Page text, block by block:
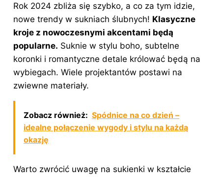
Rok 2024 zbliża się szybko, a co za tym idzie,
nowe trendy w sukniach ślubnych! Klasyczne
kroje z nowoczesnymi akcentami będą
popularne. Suknie w stylu boho, subtelne
koronki i romantyczne detale królować będą na
wybiegach. Wiele projektantów postawi na
zwiewne materiały.
Zobacz również: Spódnice na co dzień –
idealne połączenie wygody i stylu na każdą
okazję
Warto zwrócić uwagę na sukienki w kształcie